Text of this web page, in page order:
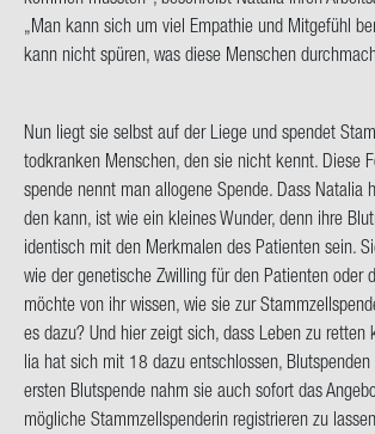
„Man kann sich um viel Em­pa­thie und Mit­ge­fühl
kann nicht spü­ren, was diese Men­schen
Nun liegt sie selbst auf der Liege und spen­det
tod­kran­ken Men­schen, den sie nicht kennt. Diese
spen­de nennt man al­lo­ge­ne Spen­de. Dass Na­ta­lia
den kann, ist wie ein klei­nes Wun­der, denn ihre
iden­tisch mit den Merk­ma­len des Pa­ti­en­ten sein.
wie der ge­ne­ti­sche Zwil­ling für den Pa­ti­en­ten oder
möch­te von ihr wis­sen, wie sie zur
es dazu? Und hier zeigt sich, dass Leben zu
lia hat sich mit 18 dazu ent­schlos­sen, Blut­spen­den
ers­ten Blut­spen­de nahm sie auch so­fort das
mög­li­che Stamm­zell­spen­de­rin re­gis­trie­ren zu